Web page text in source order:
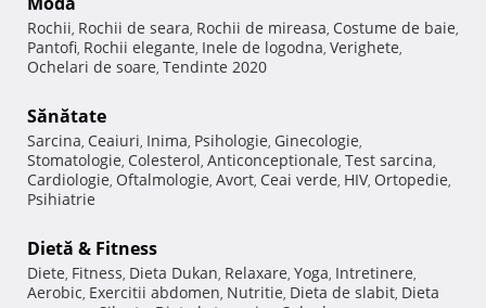
Rochii, Rochii de seara, Rochii de mireasa, Costume de baie,
Pantofi, Rochii elegante, Inele de logodna, Verighete,
Ochelari de soare, Tendinte 2020
Sănătate
Sarcina, Ceaiuri, Inima, Psihologie, Ginecologie,
Stomatologie, Colesterol, Anticonceptionale, Test sarcina,
Cardiologie, Oftalmologie, Avort, Ceai verde, HIV, Ortopedie,
Psihiatrie
Dietă & Fitness
Diete, Fitness, Dieta Dukan, Relaxare, Yoga, Intretinere,
Aerobic, Exercitii abdomen, Nutritie, Dieta de slabit, Dieta